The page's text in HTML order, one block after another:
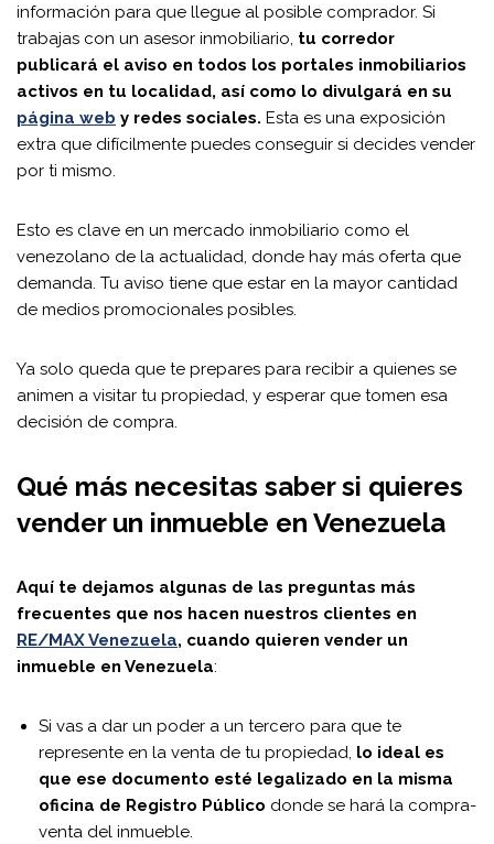
información para que llegue al posible comprador. Si
trabajas con un asesor inmobiliario, tu corredor
publicará el aviso en todos los portales inmobiliarios
activos en tu localidad, así como lo divulgará en su
página web y redes sociales. Esta es una exposición
extra que difícilmente puedes conseguir si decides vender
por ti mismo.
Esto es clave en un mercado inmobiliario como el
venezolano de la actualidad, donde hay más oferta que
demanda. Tu aviso tiene que estar en la mayor cantidad
de medios promocionales posibles.
Ya solo queda que te prepares para recibir a quienes se
animen a visitar tu propiedad, y esperar que tomen esa
decisión de compra.
Qué más necesitas saber si quieres
vender un inmueble en Venezuela
Aquí te dejamos algunas de las preguntas más
frecuentes que nos hacen nuestros clientes en
RE/MAX Venezuela, cuando quieren vender un
inmueble en Venezuela:
Si vas a dar un poder a un tercero para que te
represente en la venta de tu propiedad, lo ideal es
que ese documento esté legalizado en la misma
oficina de Registro Público donde se hará la compra-
venta del inmueble.